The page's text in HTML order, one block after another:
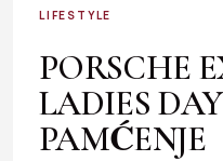
LIFESTYLE
PORSCHE
LADIES
PAMĆENJE